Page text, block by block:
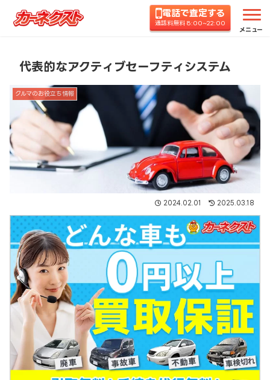
電話で査定する
通話料無料 8:00~22:00
メニュー
ホーム コラムTOP クルマのお役立ち情報 代表
代表的なアクティブセーフティシステム
クルマのお役立ち情報
2024.02.01 2025.03.18